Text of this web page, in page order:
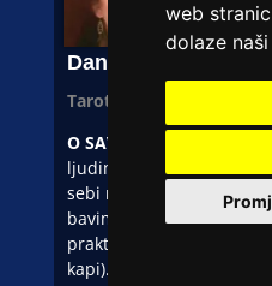
web
dolaze
Daniela Svarogova
Tarot savjetnik
O SAVJETNIKU:
Moja
ljudima, kao iscjelitelj,
sebi mogu pomoći.
bavim astrologijom,
praktičar sam cvjetnih
kapi). U radu koristim i